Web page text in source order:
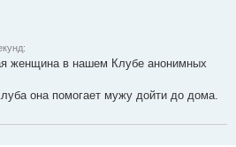
женщина в нашем Клубе анонимных
она помогает мужу дойти до дома.